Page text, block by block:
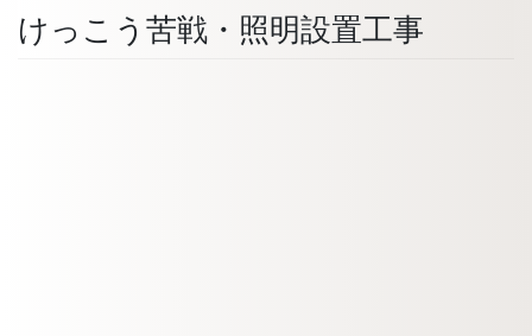
けっこう苦戦・照明設置工事